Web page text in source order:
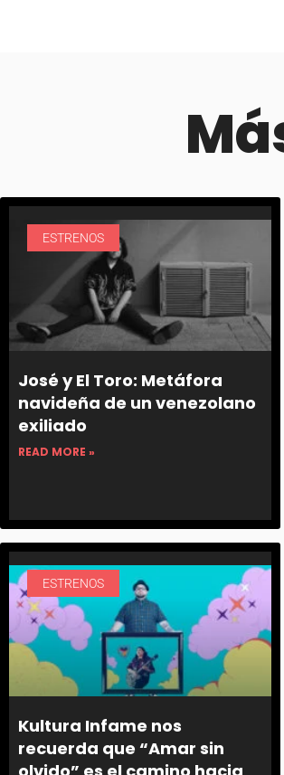
ESTRENOS
José y El Toro: Metáfora
navideña de un venezolano
exiliado
READ MORE »
ESTRENOS
Kultura Infame nos
recuerda que “Amar sin